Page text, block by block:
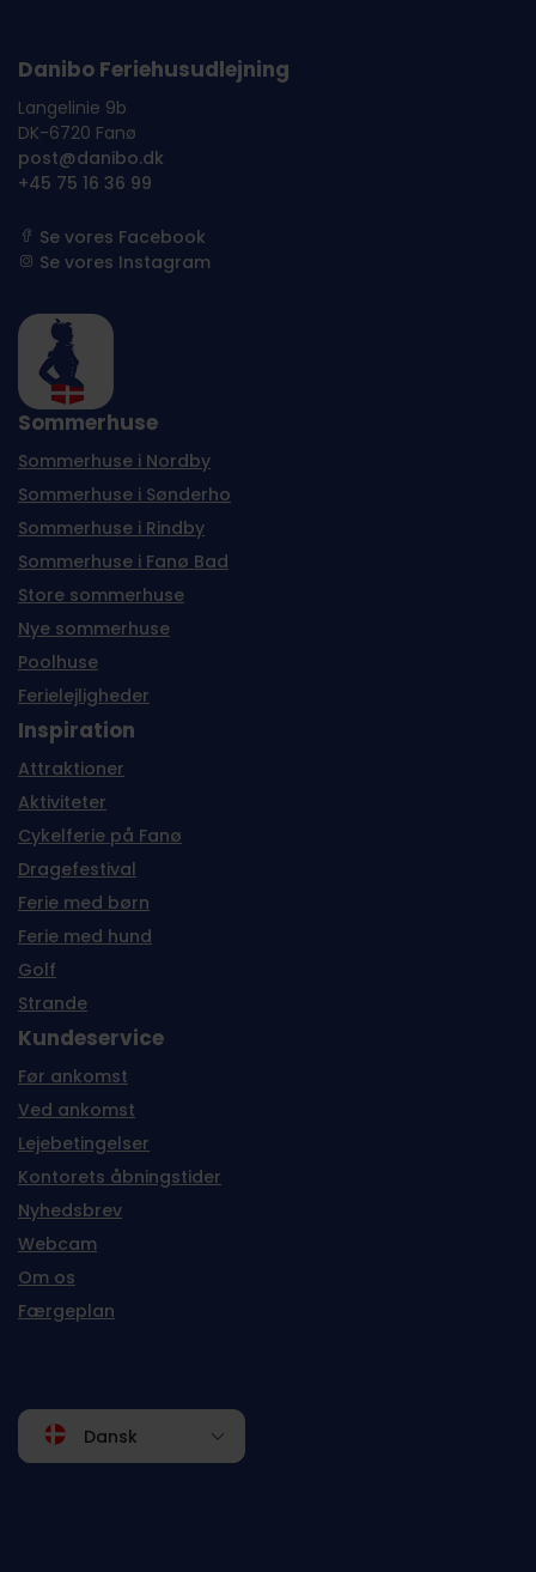
Danibo Feriehusudlejning
Langelinie 9b
DK-6720 Fanø
post@danibo.dk
+45 75 16 36 99
Se vores Facebook
Se vores Instagram
Sommerhuse
Sommerhuse i Nordby
Sommerhuse i Sønderho
Sommerhuse i Rindby
Sommerhuse i Fanø Bad
Store sommerhuse
Nye sommerhuse
Poolhuse
Ferielejligheder
Inspiration
Attraktioner
Aktiviteter
Cykelferie på Fanø
Dragefestival
Ferie med børn
Ferie med hund
Golf
Strande
Kundeservice
Før ankomst
Ved ankomst
Lejebetingelser
Kontorets åbningstider
Nyhedsbrev
Webcam
Om os
Færgeplan
Dansk